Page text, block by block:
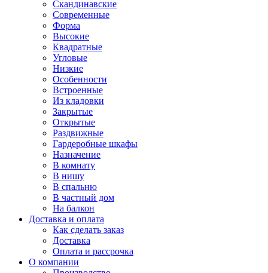
Скандинавские
Современные
Форма
Высокие
Квадратные
Угловые
Низкие
Особенности
Встроенные
Из кладовки
Закрытые
Открытые
Раздвижные
Гардеробные шкафы
Назначение
В комнату
В нишу
В спальню
В частный дом
На балкон
Доставка и оплата
Как сделать заказ
Доставка
Оплата и рассрочка
О компании